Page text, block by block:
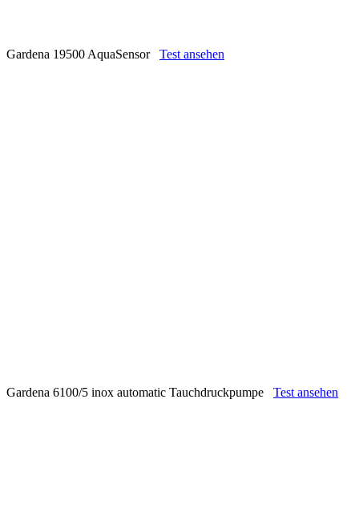
Gardena 19500 AquaSensor Test ansehen
Gardena 6100/5 inox automatic Tauchdruckpumpe Test ansehen